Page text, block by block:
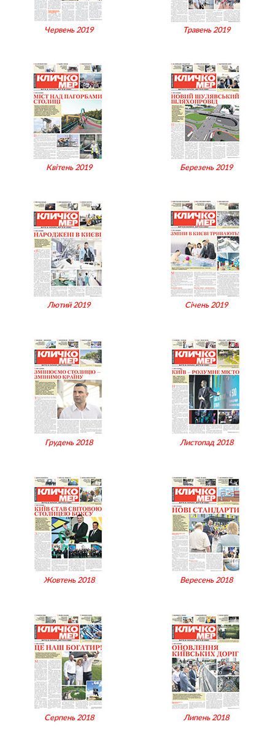
Червень 2019 Травень 2019
Квітень 2019 Березень 2019
Лютий 2019 Січень 2019
Грудень 2018 Листопад 2018
Жовтень 2018 Вересень 2018
Серпень 2018 Липень 2018